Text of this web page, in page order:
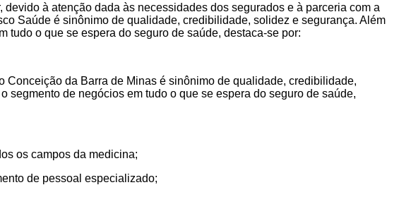
à atenção dada às necessidades dos segurados e à parceria com a
Saúde é sinônimo de qualidade, credibilidade, solidez e segurança. Além
tudo o que se espera do seguro de saúde, destaca-se por:
da Barra de Minas é sinônimo de qualidade, credibilidade,
segmento de negócios em tudo o que se espera do seguro de saúde,
os campos da medicina;
de pessoal especializado;